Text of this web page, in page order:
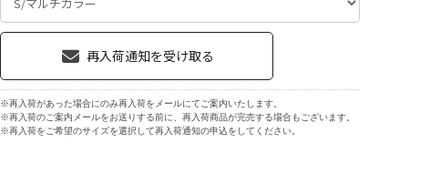
※再入荷があった場合にのみ再入荷をメールにてご案内いたします。
※再入荷のご案内メールをお送りする前に、再入荷商品が完売する場合もございます。
※再入荷をご希望のサイズを選択して再入荷通知の申込をしてください。